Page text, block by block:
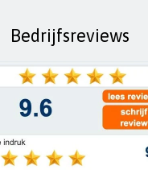
Bedrijfsreviews